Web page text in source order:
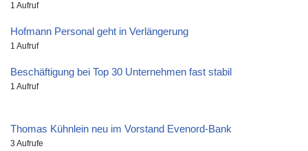
1 Aufruf
Hofmann Personal geht in Verlängerung
1 Aufruf
Beschäftigung bei Top 30 Unternehmen fast stabil
1 Aufruf
Thomas Kühnlein neu im Vorstand Evenord-Bank
3 Aufrufe